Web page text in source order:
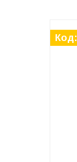
Код: